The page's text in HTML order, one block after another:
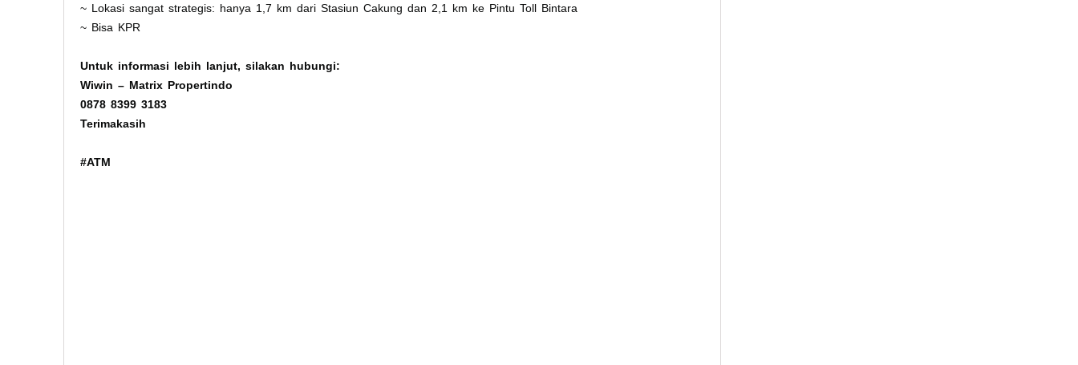
~ Lokasi sangat strategis: hanya 1,7 km dari Stasiun Cakung dan 2,1 km ke Pintu Toll Bintara
~ Bisa KPR
Untuk informasi lebih lanjut, silakan hubungi:
Wiwin – Matrix Propertindo
0878 8399 3183
Terimakasih
#ATM